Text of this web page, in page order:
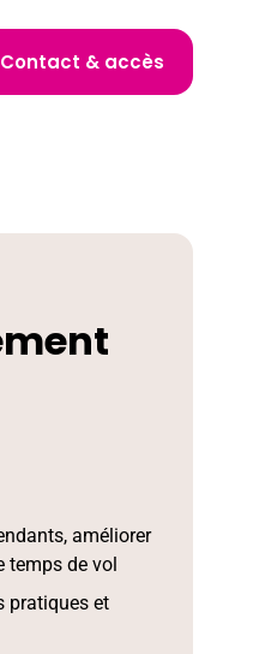
Contact & accès
améliorer
temps de vol
pratiques et